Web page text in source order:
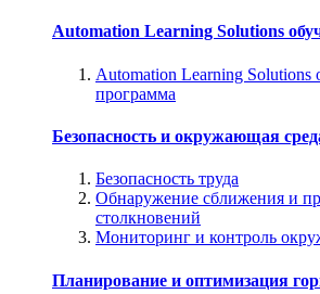
Automation Learning Solutions
Automation Learning Solutions
программа
Безопасность и окружающая
Безопасность труда
Обнаружение сближения и
столкновений
Мониторинг и контроль
Планирование и оптимизация